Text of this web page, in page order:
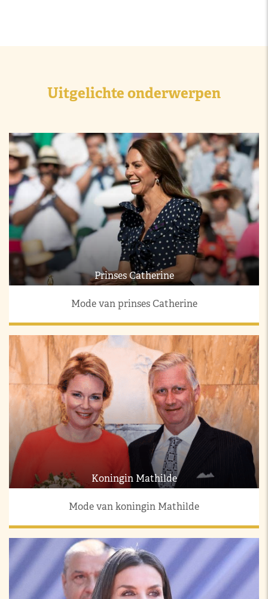
Uitgelichte onderwerpen
Prinses Catherine
Mode van prinses Catherine
Koningin Mathilde
Mode van koningin Mathilde